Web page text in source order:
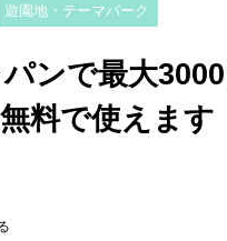
遊園地・テーマパーク
ンで最大
料で使えます